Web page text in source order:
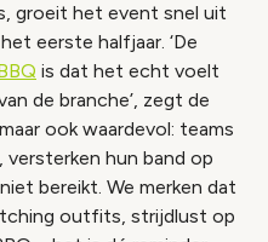
groeit het event snel uit
eerste halfjaar. ‘De
is dat het echt voelt
de branche’, zegt de
ook waardevol: teams
versterken hun band op
bereikt. We merken dat
outfits, strijdlust op